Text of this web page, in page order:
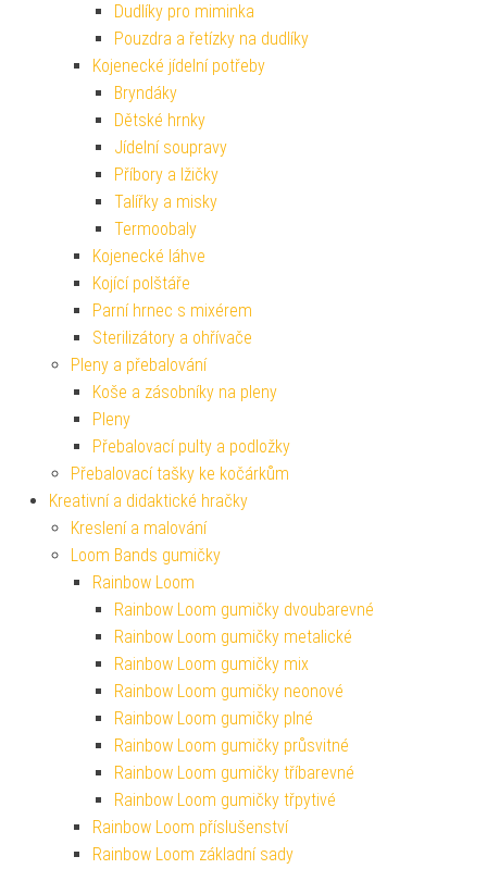
Dudlíky pro miminka
Pouzdra a řetízky na dudlíky
Kojenecké jídelní potřeby
Bryndáky
Dětské hrnky
Jídelní soupravy
Příbory a lžičky
Talířky a misky
Termoobaly
Kojenecké láhve
Kojící polštáře
Parní hrnec s mixérem
Sterilizátory a ohřívače
Pleny a přebalování
Koše a zásobníky na pleny
Pleny
Přebalovací pulty a podložky
Přebalovací tašky ke kočárkům
Kreativní a didaktické hračky
Kreslení a malování
Loom Bands gumičky
Rainbow Loom
Rainbow Loom gumičky dvoubarevné
Rainbow Loom gumičky metalické
Rainbow Loom gumičky mix
Rainbow Loom gumičky neonové
Rainbow Loom gumičky plné
Rainbow Loom gumičky průsvitné
Rainbow Loom gumičky tříbarevné
Rainbow Loom gumičky třpytivé
Rainbow Loom příslušenství
Rainbow Loom základní sady